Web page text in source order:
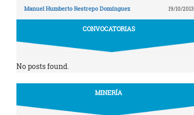
Manuel Humberto Restrepo Domínguez 19/10/2013
CONVOCATORIAS
No posts found.
MINERÍA